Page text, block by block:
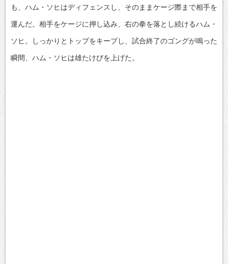
も、ハム・ソヒはディフェンスし、そのままケージ際まで相手を
運んだ。相手をケージに押し込み、右の拳を落とし続けるハム・
ソヒ。しっかりとトップをキープし、試合終了のゴングが鳴った
瞬間、ハム・ソヒは雄たけびを上げた。